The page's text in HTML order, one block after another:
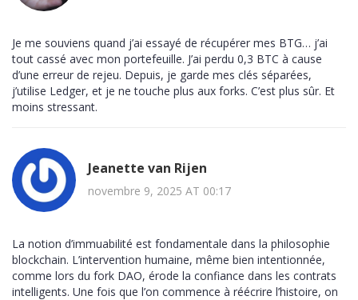
Je me souviens quand j’ai essayé de récupérer mes BTG… j’ai
tout cassé avec mon portefeuille. J’ai perdu 0,3 BTC à cause
d’une erreur de rejeu. Depuis, je garde mes clés séparées,
j’utilise Ledger, et je ne touche plus aux forks. C’est plus sûr. Et
moins stressant.
Jeanette van Rijen
novembre 9, 2025 AT 00:17
La notion d’immuabilité est fondamentale dans la philosophie
blockchain. L’intervention humaine, même bien intentionnée,
comme lors du fork DAO, érode la confiance dans les contrats
intelligents. Une fois que l’on commence à réécrire l’histoire, on